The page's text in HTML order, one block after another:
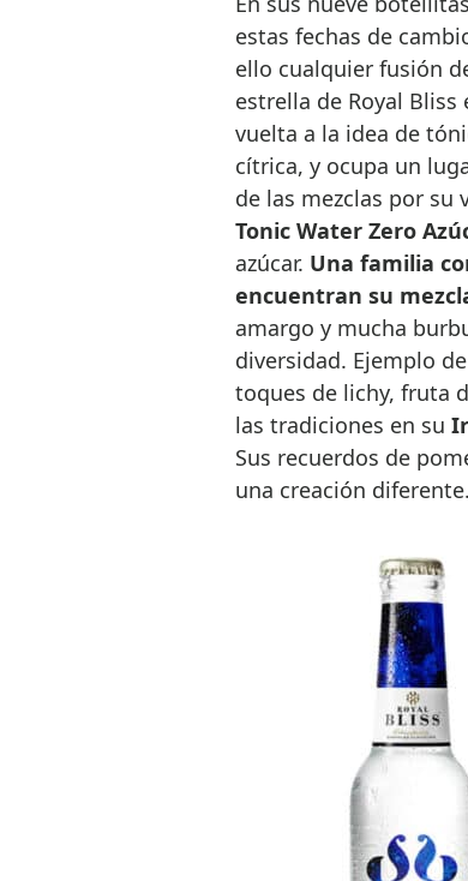
estas fechas de
ello cualquier fusión
estrella de Royal
vuelta a la idea de
cítrica, y ocupa un
de las mezclas por su
Tonic Water Zero
azúcar. Una familia
encuentran su
amargo y mucha
diversidad. Ejemplo
toques de lichy, fruta
las tradiciones en su
Sus recuerdos de
una creación